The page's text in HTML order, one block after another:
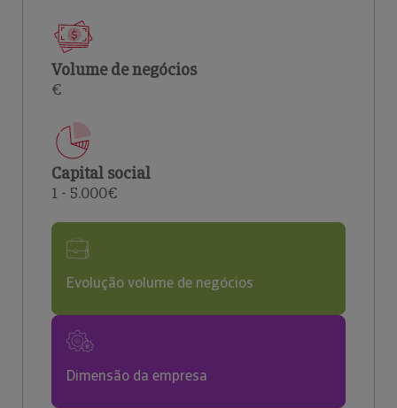
Volume de negócios
€
Capital social
1 - 5.000€
Evolução volume de negócios
Dimensão da empresa